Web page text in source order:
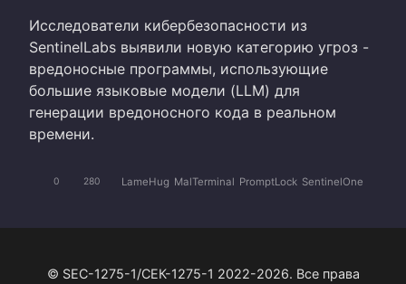
Исследователи кибербезопасности из
SentinelLabs выявили новую категорию угроз -
вредоносные программы, использующие
большие языковые модели (LLM) для
генерации вредоносного кода в реальном
времени.
0 280 LameHug MalTerminal PromptLock SentinelOne
© SEC-1275-1/СЕК-1275-1 2022-2026. Все права